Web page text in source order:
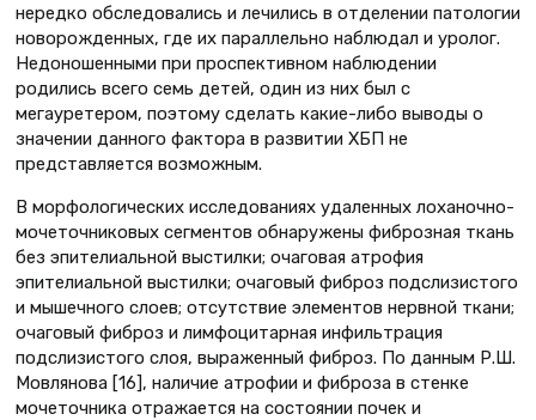
нередко обследовались и лечились в отделении патологии
новорожденных, где их параллельно наблюдал и уролог.
Недоношенными при проспективном наблюдении
родились всего семь детей, один из них был с
мегауретером, поэтому сделать какие-либо выводы о
значении данного фактора в развитии ХБП не
представляется возможным.
В морфологических исследованиях удаленных лоханочно-
мочеточниковых сегментов обнаружены фиброзная ткань
без эпителиальной выстилки; очаговая атрофия
эпителиальной выстилки; очаговый фиброз подслизистого
и мышечного слоев; отсутствие элементов нервной ткани;
очаговый фиброз и лимфоцитарная инфильтрация
подслизистого слоя, выраженный фиброз. По данным Р.Ш.
Мовлянова [16], наличие атрофии и фиброза в стенке
мочеточника отражается на состоянии почек и